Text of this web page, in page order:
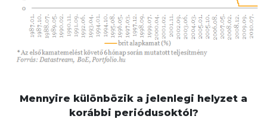
Mennyire különbözik a jelenlegi helyzet a
korábbi periódusoktól?